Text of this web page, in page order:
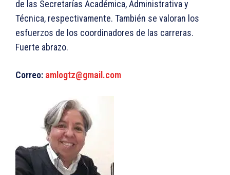
de las Secretarías Académica, Administrativa y
Técnica, respectivamente. También se valoran los
esfuerzos de los coordinadores de las carreras.
Fuerte abrazo.
Correo: amlogtz@gmail.com